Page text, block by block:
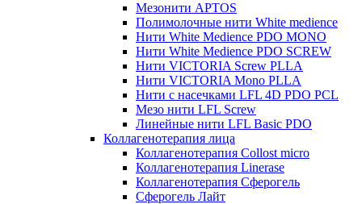
Мезонити APTOS
Полимолочные нити White medience
Нити White Medience PDO MONO
Нити White Medience PDO SCREW
Нити VICTORIA Screw PLLA
Нити VICTORIA Mono PLLA
Нити с насечками LFL 4D PDO PCL
Мезо нити LFL Screw
Линейные нити LFL Basic PDO
Коллагенотерапия лица
Коллагенотерапия Collost micro
Коллагенотерапия Linerase
Коллагенотерапия Сферогель
Сферогель Лайт